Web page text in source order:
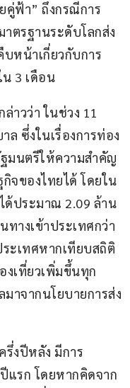
คู่ฟ้า” ถึงกรณีการ
าตรฐานระดับโลกส่ง
หน้าเกี่ยวกับการ
3 เดือน
าวว่า​ ในช่วง 11
ล​ ซึ่งในเรื่องการท่อง
มนตรีให้ความสำคัญ
จของไทยได้​ โดยใน
ด้ประมาณ 2.09 ล้าน
างเข้าประเทศกว่า
ะเทศหากเทียบสถิติ
เที่ยวเพิ่มขึ้นทุก
าจากนโยบายการส่ง
รึ่งปีหลัง​ มีการ
แรก​ โดยหากคิดจาก